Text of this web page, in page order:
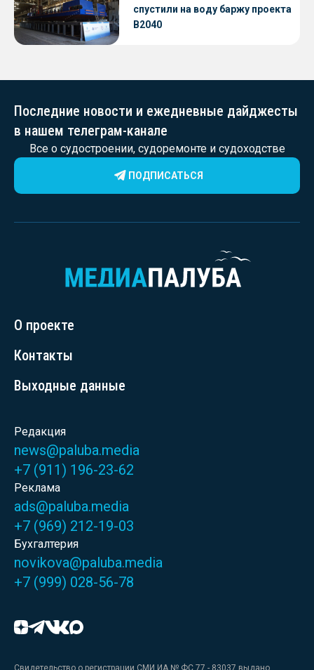
спустили на воду баржу проекта
В2040
Последние новости и ежедневные дайджесты
в нашем телеграм-канале
Все о судостроении, судоремонте и судоходстве
ПОДПИСАТЬСЯ
О проекте
Контакты
Выходные данные
Редакция
news@paluba.media
+7 (911) 196-23-62
Реклама
ads@paluba.media
+7 (969) 212-19-03
Бухгалтерия
novikova@paluba.media
+7 (999) 028-56-78
Свидетельство о регистрации СМИ ИА № ФС 77 - 83037 выдано